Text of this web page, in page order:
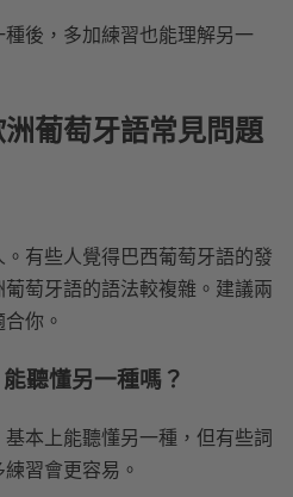
後，多加練習也能理解另一
葡萄牙語常見問題
有些人覺得巴西葡萄牙語的發
萄牙語的語法較複雜。建議兩
你。
聽懂另一種嗎？
本上能聽懂另一種，但有些詞
習會更容易。